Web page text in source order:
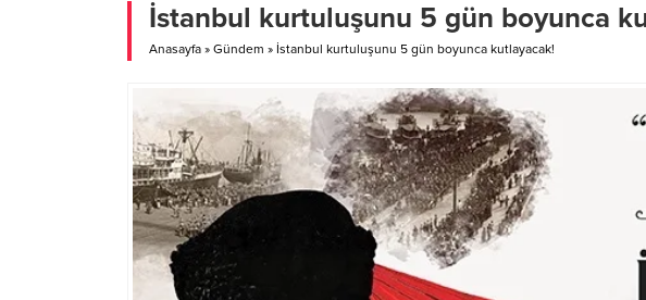
İstanbul kurtuluşunu 5 gün boyunca
Anasayfa » Gündem » İstanbul kurtuluşunu 5 gün boyunca kutlayacak!